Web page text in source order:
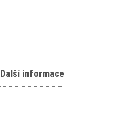
Další informace